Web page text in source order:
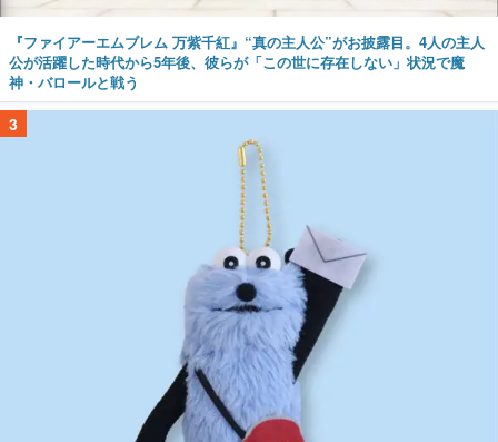
『ファイアーエムブレム 万紫千紅』“真の主人公”がお披露目。4人の主人
公が活躍した時代から5年後、彼らが「この世に存在しない」状況で魔
神・バロールと戦う
3